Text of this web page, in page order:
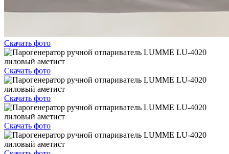
Скачать фото
Скачать фото
Скачать фото
Скачать фото